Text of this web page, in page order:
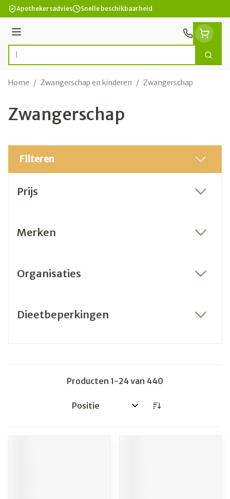
Ga naar de inhoud
Apothekersadvies Snelle beschikbaarheid
Menu
Product, merk, categorie... Zoek
Home / Zwangerschap en kinderen / Zwangerschap
Zwangerschap
Filteren
Prijs
Merken
Organisaties
Dieetbeperkingen
Producten 1-24van 440
Sorteer op: